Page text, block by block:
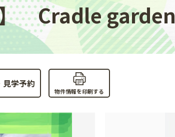
Cradle garden
物件情報を印刷する